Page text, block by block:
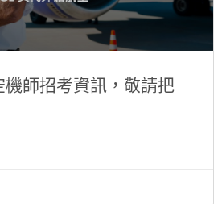
師招考資訊，敬請把